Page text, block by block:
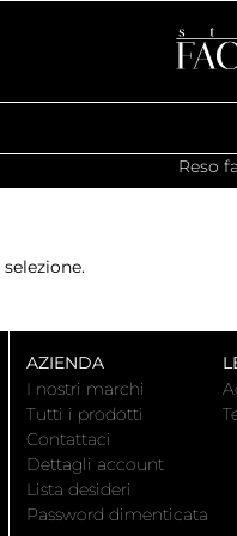
Reso
AZIENDA
I nostri marchi
Tutti i prodotti
Contattaci
Dettagli account
Lista desideri
Password dimenticata